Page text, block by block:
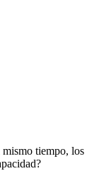
tiempo, los